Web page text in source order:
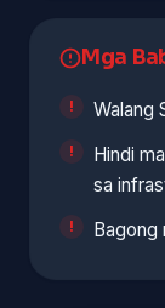
Mga
Walang
Hindi
sa
Bagong